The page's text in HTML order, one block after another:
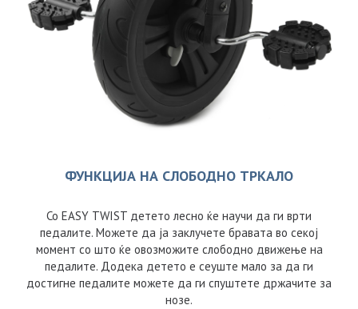
ФУНКЦИЈА НА СЛОБОДНО ТРКАЛО
Со EASY TWIST детето лесно ќе научи да ги врти
педалите. Можете да ја заклучете бравата во секој
момент со што ќе овозможите слободно движење на
педалите. Додека детето е сеуште мало за да ги
достигне педалите можете да ги спуштете држачите за
нозе.